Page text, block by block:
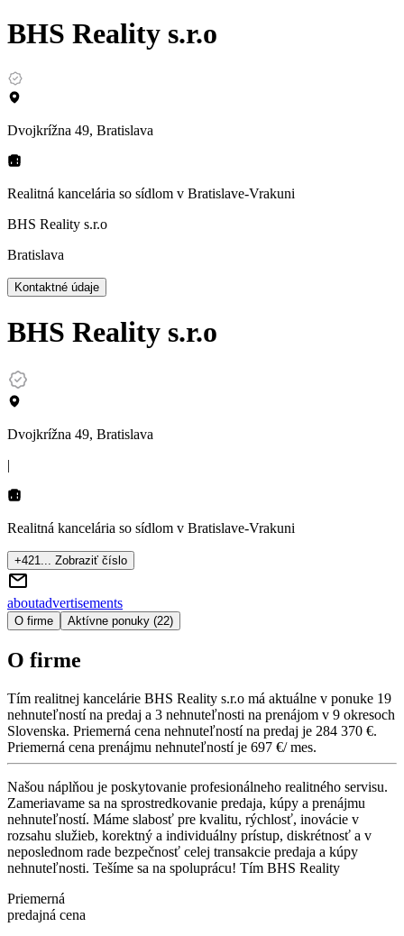
BHS Reality s.r.o
Dvojkrížna 49, Bratislava
Realitná kancelária so sídlom v Bratislave-Vrakuni
BHS Reality s.r.o
Bratislava
Kontaktné údaje
BHS Reality s.r.o
Dvojkrížna 49, Bratislava
|
Realitná kancelária so sídlom v Bratislave-Vrakuni
+421... Zobraziť číslo
aboutadvertisements
O firme Aktívne ponuky (22)
O firme
Tím realitnej kancelárie BHS Reality s.r.o má aktuálne v ponuke 19
nehnuteľnostína predaj a 3 nehnuteľnosti na prenájom v 9 okresoch
Slovenska. Priemerná cena nehnuteľností na predaj je 284 370 €.
Priemerná cena prenájmu nehnuteľností je 697 €/ mes.
Našou náplňou je poskytovanie profesionálneho realitného servisu.
Zameriavame sa na sprostredkovanie predaja, kúpy a prenájmu
nehnuteľností. Máme slabosť pre kvalitu, rýchlosť, inovácie v
rozsahu služieb, korektný a individuálny prístup, diskrétnosť a v
neposlednom rade bezpečnosť celej transakcie predaja a kúpy
nehnuteľnosti. Tešíme sa na spoluprácu! Tím BHS Reality
Priemerná
predajná cena